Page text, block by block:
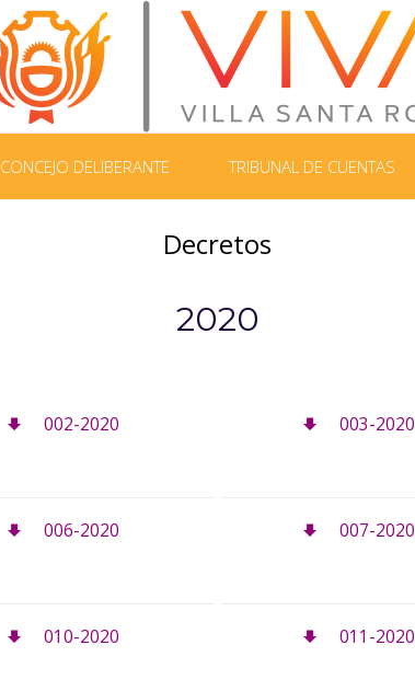
CONCEJO DELIBERANTE TRIBUNAL DE CUENTAS
Decretos
2020
002-2020 003-2020
006-2020 007-2020
010-2020 011-2020